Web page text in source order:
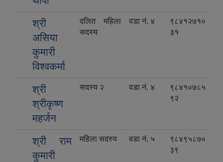
श्री
असिया
कुमारी
विश्वकर्मा
दलित महिला
सदस्य
वडा नं. ४
९८४१२७१०
३१
श्री
श्रीकृष्ण
महर्जन
सदस्य २ वडा नं. ४
९८४१०७८५
९२
श्री राम
कुमारी
महिला सदस्य वडा नं. ५
९८४९५८७०
३९